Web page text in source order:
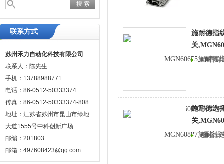
联系方式
苏州禾力自动化科技有限公司
联系人：陈先生
手机：13788988771
电话：86-0512-50333374
传真：86-0512-50333374-808
地址：江苏省苏州市昆山市绿地
大道1555号中科创新广场
邮编：201803
邮箱：497608423@qq.com
施耐德指
关
查看
施耐德选
关
查看